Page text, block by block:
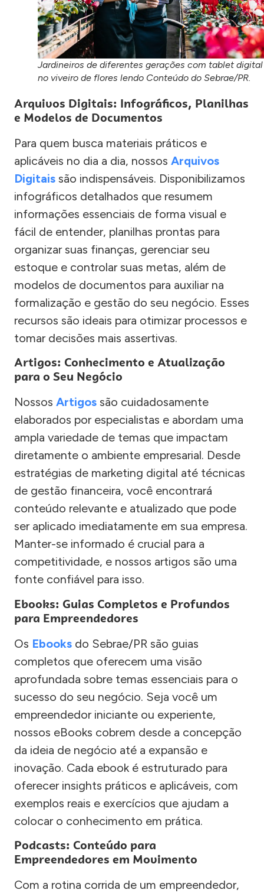
Jardineiros de diferentes gerações com tablet digital
no viveiro de flores lendo Conteúdo do Sebrae/PR.
Arquivos Digitais: Infográficos, Planilhas
e Modelos de Documentos
Para quem busca materiais práticos e
aplicáveis no dia a dia, nossos Arquivos
Digitais são indispensáveis. Disponibilizamos
infográficos detalhados que resumem
informações essenciais de forma visual e
fácil de entender, planilhas prontas para
organizar suas finanças, gerenciar seu
estoque e controlar suas metas, além de
modelos de documentos para auxiliar na
formalização e gestão do seu negócio. Esses
recursos são ideais para otimizar processos e
tomar decisões mais assertivas.
Artigos: Conhecimento e Atualização
para o Seu Negócio
Nossos Artigos são cuidadosamente
elaborados por especialistas e abordam uma
ampla variedade de temas que impactam
diretamente o ambiente empresarial. Desde
estratégias de marketing digital até técnicas
de gestão financeira, você encontrará
conteúdo relevante e atualizado que pode
ser aplicado imediatamente em sua empresa.
Manter-se informado é crucial para a
competitividade, e nossos artigos são uma
fonte confiável para isso.
Ebooks: Guias Completos e Profundos
para Empreendedores
Os Ebooks do Sebrae/PR são guias
completos que oferecem uma visão
aprofundada sobre temas essenciais para o
sucesso do seu negócio. Seja você um
empreendedor iniciante ou experiente,
nossos eBooks cobrem desde a concepção
da ideia de negócio até a expansão e
inovação. Cada ebook é estruturado para
oferecer insights práticos e aplicáveis, com
exemplos reais e exercícios que ajudam a
colocar o conhecimento em prática.
Podcasts: Conteúdo para
Empreendedores em Movimento
Com a rotina corrida de um empreendedor,